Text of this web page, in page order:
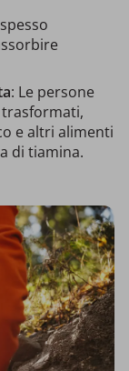
: Le persone
e altri alimenti
di tiamina.